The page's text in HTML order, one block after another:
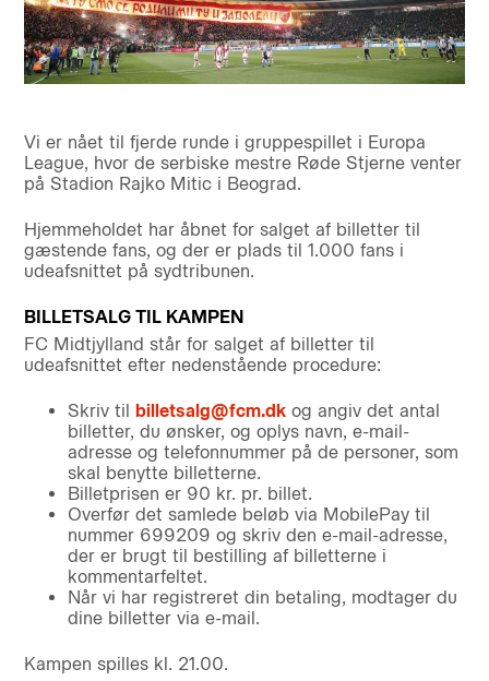
Vi er nået til fjerde runde i gruppespillet i Europa
League, hvor de serbiske mestre Røde Stjerne venter
på Stadion Rajko Mitic i Beograd.
Hjemmeholdet har åbnet for salget af billetter til
gæstende fans, og der er plads til 1.000 fans i
udeafsnittet på sydtribunen.
BILLETSALG TIL KAMPEN
FC Midtjylland står for salget af billetter til
udeafsnittet efter nedenstående procedure:
Skriv til billetsalg@fcm.dkog angiv det antal
billetter, du ønsker, og oplys navn, e-mail-
adresse og telefonnummer på de personer, som
skal benytte billetterne.
Billetprisen er 90 kr. pr. billet.
Overfør det samlede beløb via MobilePay til
nummer 699209 og skriv den e-mail-adresse,
der er brugt til bestilling af billetterne i
kommentarfeltet.
Når vi har registreret din betaling, modtager du
dine billetter via e-mail.
Kampen spilles kl. 21.00.